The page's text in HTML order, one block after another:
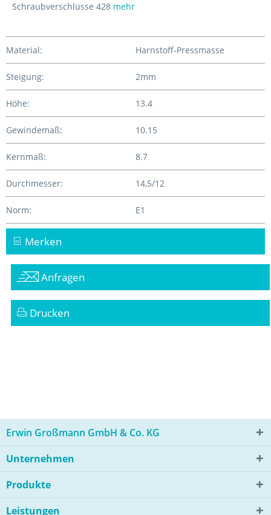
Schraubverschlüsse 428 mehr
Material: Harnstoff-Pressmasse
Steigung: 2mm
Höhe: 13.4
Gewindemaß: 10.15
Kernmaß: 8.7
Durchmesser: 14,5/12
Norm: E1
Merken
Anfragen
Drucken
Erwin Großmann GmbH & Co. KG
Unternehmen
Produkte
Leistungen